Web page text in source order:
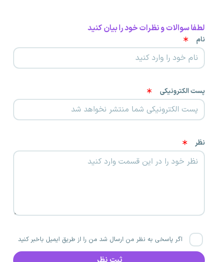
لطفا سوالات و نظرات خود را بیان کنید
نام
پست الکترونیکی
نظر
اگر پاسخی به نظر من ارسال شد من را از طریق ایمیل باخبر کنید